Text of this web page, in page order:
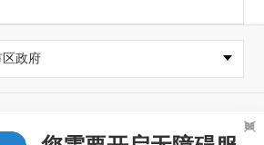
区政府
